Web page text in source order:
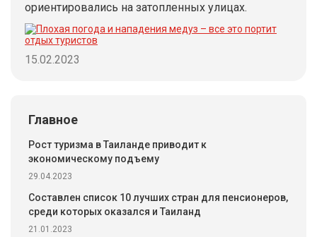
ориентировались на затопленных улицах.
15.02.2023
Главное
Рост туризма в Таиланде приводит к
экономическому подъему
29.04.2023
Составлен список 10 лучших стран для пенсионеров,
среди которых оказался и Таиланд
21.01.2023